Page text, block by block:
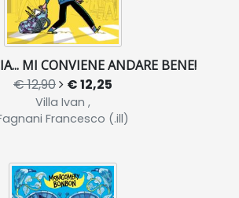
MI CONVIENE ANDARE BENE!
€ 12,90 € 12,25
Villa Ivan ,
Francesco (.ill)